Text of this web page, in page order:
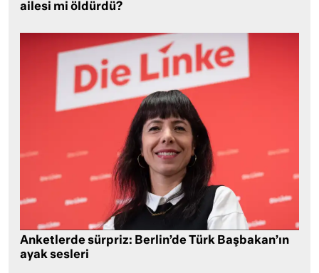
ailesi mi öldürdü?
Anketlerde sürpriz: Berlin’de Türk Başbakan’ın
ayak sesleri